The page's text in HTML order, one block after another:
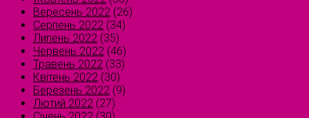
Вересень 2022 (26)
Серпень 2022 (34)
Липень 2022 (35)
Червень 2022 (46)
Травень 2022 (33)
Квітень 2022 (30)
Березень 2022 (9)
Лютий 2022 (27)